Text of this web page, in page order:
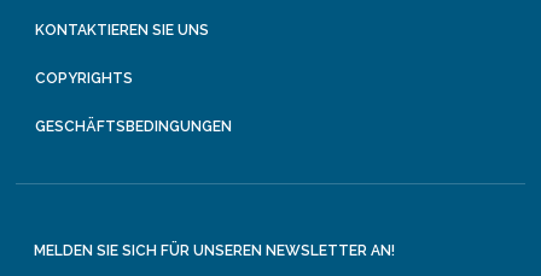
KONTAKTIEREN SIE UNS
COPYRIGHTS
GESCHÄFTSBEDINGUNGEN
MELDEN SIE SICH FÜR UNSEREN NEWSLETTER AN!